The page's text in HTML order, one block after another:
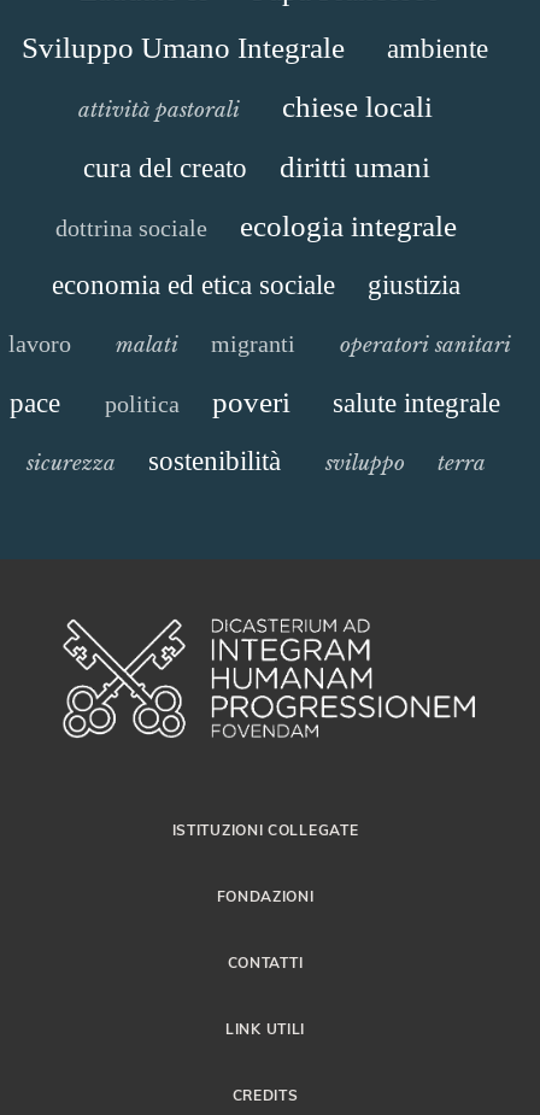
Sviluppo Umano Integrale
ambiente
attività pastorali chiese locali
cura del creato diritti umani
dottrina sociale ecologia integrale
economia ed etica sociale giustizia
lavoro malati migranti operatori sanitari
pace politica poveri salute integrale
sicurezza sostenibilità sviluppo terra
ISTITUZIONI COLLEGATE
FONDAZIONI
CONTATTI
LINK UTILI
CREDITS